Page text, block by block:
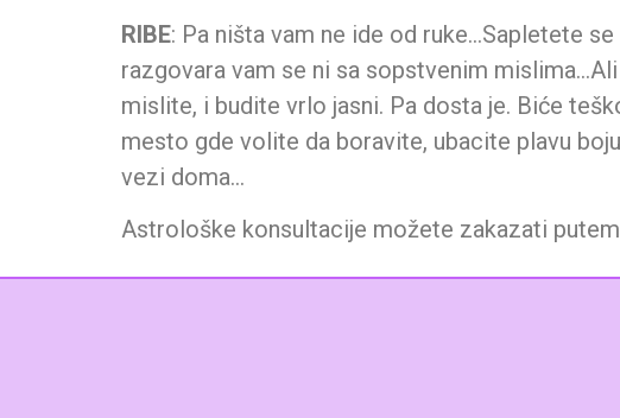
RIBE: Pa ništa vam ne ide od ruke…Sapletete
razgovara vam se ni sa sopstvenim
mislite, i budite vrlo jasni. Pa dosta je. Biće
mesto gde volite da boravite, ubacite plavu
vezi doma…
Astrološke konsultacije možete zakazati